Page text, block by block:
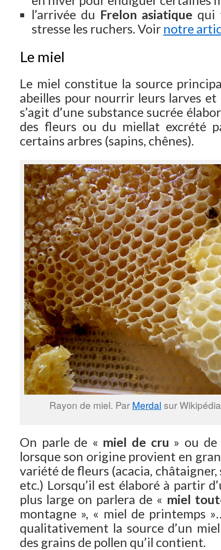
l’arrivée du Frelon asiatique qui
stresse les ruchers. Voir notre
Le miel
Le miel constitue la source
abeilles pour nourrir leurs larves
s’agit d’une substance sucrée
des fleurs ou du miellat excrété
certains arbres (sapins, chênes).
Rayon de miel. Par Merdal sur
On parle de « miel de cru » ou
lorsque son origine provient en
variété de fleurs (acacia,
etc.) Lorsqu’il est élaboré à partir
plus large on parlera de « miel
montagne », « miel de printemps
qualitativement la source d’un
des grains de pollen qu’il contient.